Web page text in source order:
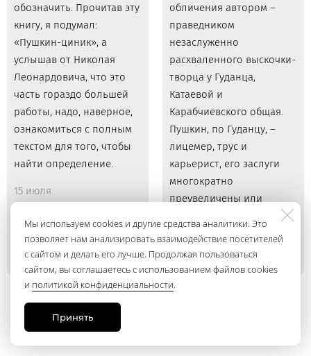
обозначить. Прочитав эту
книгу, я подумал:
«Пушкин-циник», а
услышав от Николая
Леонардовича, что это
часть гораздо большей
работы, надо, наверное,
ознакомиться с полным
текстом для того, чтобы
найти определение.
15 июля
обличения автором –
праведником
незаслуженно
расхваленного выскочки-
творца у Гуданца,
Катаевой и
Карабчиевского общая.
Пушкин, по Гуданцу, –
лицемер, трус и
карьерист, его заслуги
многократно
преувеличены или
15 июля
Мы используем cookies и другие средства аналитики. Это
позволяет нам анализировать взаимодействие посетителей
с сайтом и делать его лучше. Продолжая пользоваться
сайтом, вы соглашаетесь с использованием файлов cookies
и политикой конфиденциальности.
Принять